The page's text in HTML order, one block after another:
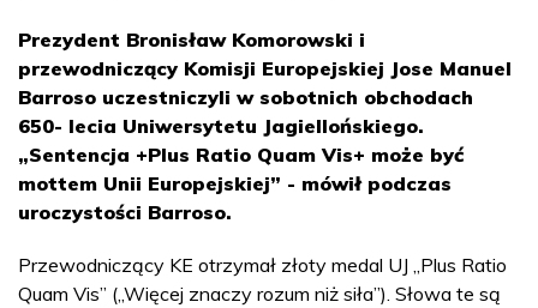
Prezydent Bronisław Komorowski i
przewodniczący Komisji Europejskiej Jose Manuel
Barroso uczestniczyli w sobotnich obchodach
650- lecia Uniwersytetu Jagiellońskiego.
„Sentencja +Plus Ratio Quam Vis+ może być
mottem Unii Europejskiej” - mówił podczas
uroczystości Barroso.
Przewodniczący KE otrzymał złoty medal UJ „Plus Ratio
Quam Vis” („Więcej znaczy rozum niż siła”). Słowa te są